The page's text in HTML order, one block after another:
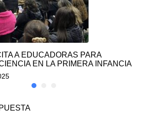
A EDUCADORAS PARA
EN LA PRIMERA INFANCIA